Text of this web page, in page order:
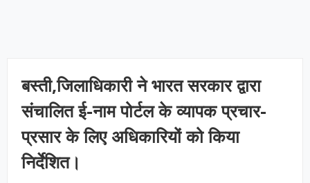
बस्ती,जिलाधिकारी ने भारत सरकार द्वारा
संचालित ई-नाम पोर्टल के व्यापक प्रचार-
प्रसार के लिए अधिकारियों को किया
निर्देशित।